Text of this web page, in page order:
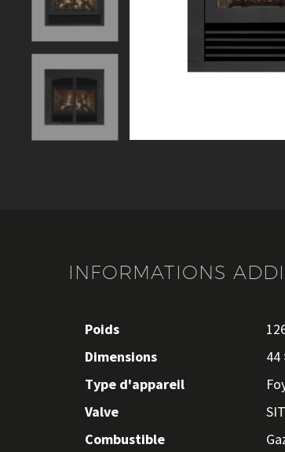
INFORMATIONS
Poids
Dimensions
44
Type d'appareil
Valve
Combustible